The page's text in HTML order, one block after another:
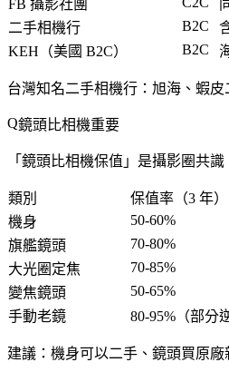
FB 攝影社團
二手相機行
B2C
KEH（美國 B2C）
B2C
台灣知名二手相機行 ：旭海、蝦皮
鏡頭比相機重要
「 鏡頭比相機保值 」是攝影圈共識
類別
保值率（3 年）
機身
50-60%
旗艦鏡頭
70-80%
大光圈定焦
70-85%
變焦鏡頭
50-65%
手動老鏡
80-95% （部分
建議 ： 機身可以二手、鏡頭買原廠